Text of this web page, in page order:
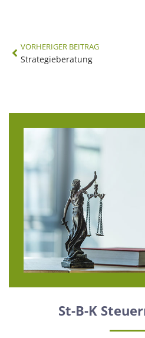
VORHERIGER BEITRAG
Strategieberatung
St-B-K